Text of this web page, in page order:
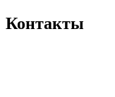
Контакты